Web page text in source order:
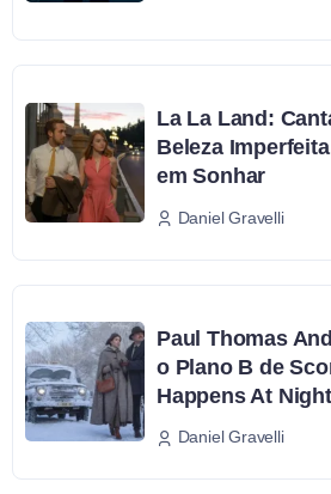
La La Land:
Beleza
em Sonhar
Daniel Gravelli
Paul Thomas
o Plano B de
Happens At
Daniel Gravelli